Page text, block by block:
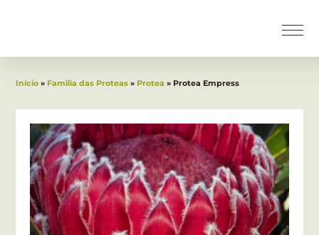
Início » Familia das Proteas » Protea » Protea Empress